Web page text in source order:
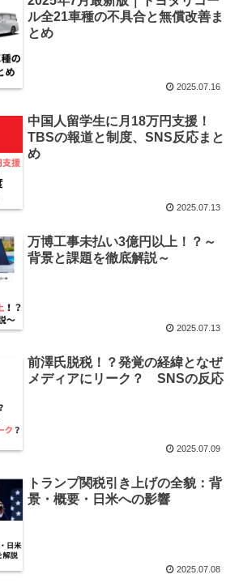
ル全21車種の不具合と無償改善ま
とめ
2025.07.16
中国人留学生に月18万円支援！
TBSの報道と制度、SNS反応まと
め
2025.07.13
万博工事未払い3億円以上！？～
背景と課題を徹底解説～
2025.07.13
前澤氏脱税！？発覚の経緯となぜ
メディアにリーク？ SNSの反応
2025.07.09
トランプ関税引き上げの全貌：背
景・概要・日米への影響
2025.07.08